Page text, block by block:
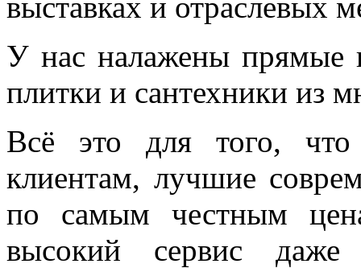
У нас налажены прямые
плитки и сантехники из
Всё это для того,
клиентам, лучшие
по самым честным
высокий сервис даже